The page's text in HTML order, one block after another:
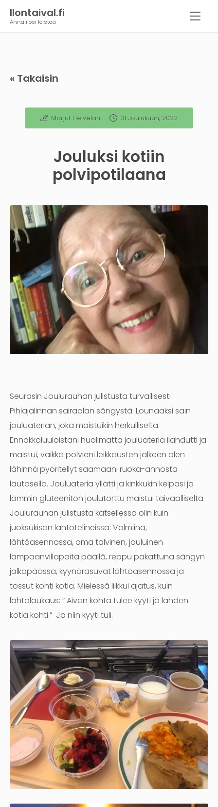
Ilontaival.fi
Anna ilosi loistaa
« Takaisin
Marjut Helvelahti 31 Joulukuun, 2022
Jouluksi kotiin
polvipotilaana
Seurasin Joulurauhan julistusta turvallisesti
Pihlajalinnan sairaalan sängystä. Lounaaksi sain
jouluaterian, joka maistuikin herkulliselta.
Ennakkoluuloistani huolimatta jouluateria ilahdutti ja
maistui, vaikka polvieni leikkausten jälkeen olen
lähinnä pyöritellyt saamaani ruoka-annosta
lautasella. Jouluateria yllätti ja kinkkukin kelpasi ja
lämmin gluteeniton joulutorttu maistui taivaalliselta.
Joulurauhan julistusta katsellessa olin kuin
juoksukisan lähtötelineissä: Valmiina,
lähtöasennossa, oma talvinen, jouluinen
lampaanvillapaita päällä, reppu pakattuna sängyn
jalkopäässä, kyynärasuvat lähtöasennossa ja
tossut kohti kotia. Mielessä liikkui ajatus, kuin
lähtölaukaus: ” Aivan kohta tulee kyyti ja lähden
kotia kohti.” Ja niin kyyti tuli.